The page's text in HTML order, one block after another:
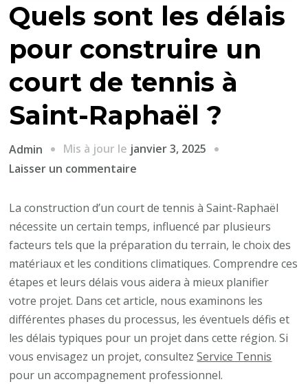
Quels sont les délais
pour construire un
court de tennis à
Saint-Raphaël ?
Admin Mis à jour le janvier 3, 2025
Laisser un commentaire
sont
les
délais
pour
construire
un
court
de
tennis
à
La construction d’un court de tennis à Saint-Raphaël
nécessite un certain temps, influencé par plusieurs
facteurs tels que la préparation du terrain, le choix des
matériaux et les conditions climatiques. Comprendre ces
étapes et leurs délais vous aidera à mieux planifier
votre projet. Dans cet article, nous examinons les
différentes phases du processus, les éventuels défis et
les délais typiques pour un projet dans cette région. Si
vous envisagez un projet, consultezService Tennis
pour un accompagnement professionnel.